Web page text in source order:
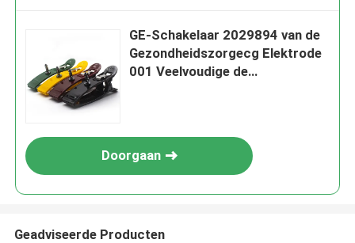
GE-Schakelaar 2029894 van de
Gezondheidszorgecg Elektrode
001 Veelvoudige de
Doorgaan
Geadviseerde Producten